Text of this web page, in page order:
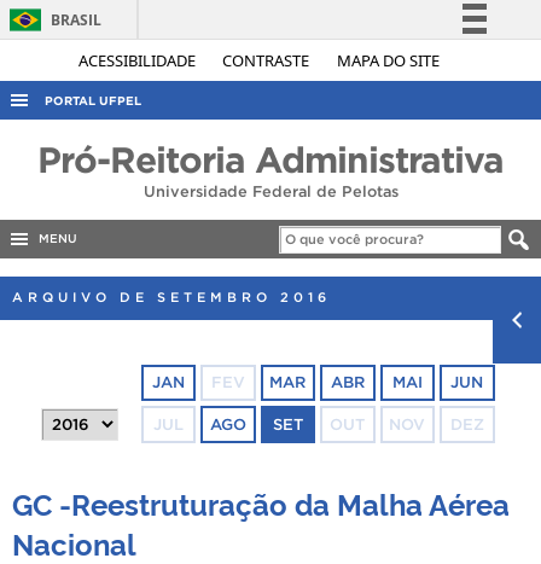
ACESSIBILIDADE CONTRASTE MAPA DO SITE
BRASIL
Simplifique!
Acesso à informação
Legislação
Canais
PORTAL UFPEL
COBALTO
EDITAIS
PORTARIAS
Pró-Reitoria Administrativa
Universidade Federal de Pelotas
MENU
ARQUIVO DE SETEMBRO 2016
JAN FEV MAR ABR MAI JUN
JUL AGO SET OUT NOV DEZ
GC -Reestruturação da Malha Aérea
Nacional